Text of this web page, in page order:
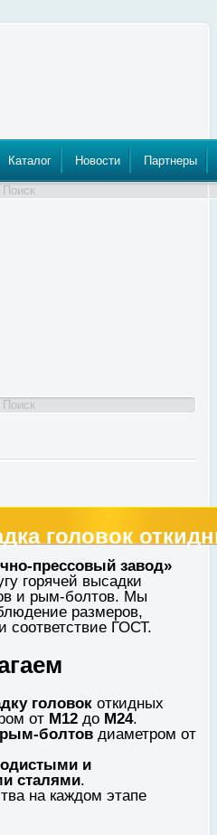
Прессовый
Каталог Новости Партнеры
Поиск
Поиск
головок
завод»
горячей высадки
и рым‑болтов. Мы
размеров,
соответствие ГОСТ.
головок откидных
от М12 до М24.
диаметром от
и
сталями.
на каждом этапе